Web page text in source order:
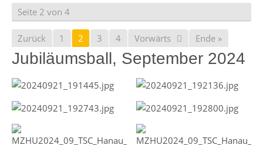
Seite 2 von 4
Zurück 1 2 3 4 Vorwärts Ende »
Jubiläumsball, September 2024